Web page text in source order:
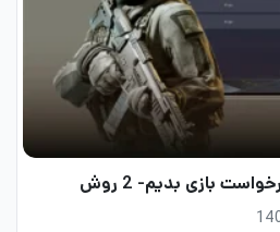
بازی بدیم- 2 روش